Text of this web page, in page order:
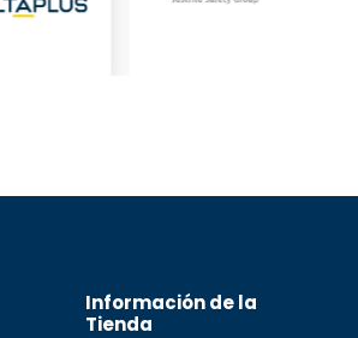
Información de la
Tienda